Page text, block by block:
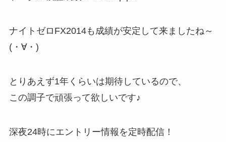
ナイトゼロFX2014も成績が安定して来ましたね～
(・∀・)
とりあえず1年くらいは期待しているので、
この調子で頑張って欲しいです♪
深夜24時にエントリー情報を定時配信！